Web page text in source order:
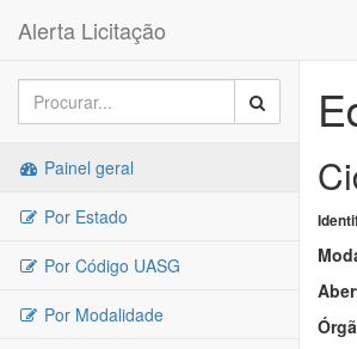
Alerta Licitação
Painel geral
Por Estado
Por Código UASG
Por Modalidade